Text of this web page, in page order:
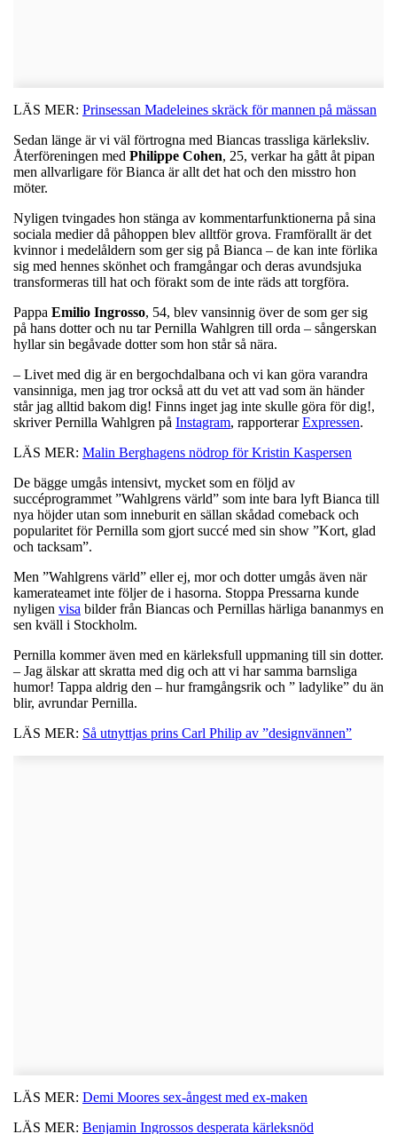
LÄS MER: Prinsessan Madeleines skräck för mannen på mässan
Sedan länge är vi väl förtrogna med Biancas trassliga kärleksliv.
Återföreningen med Philippe Cohen, 25, verkar ha gått åt pipan
men allvarligare för Bianca är allt det hat och den misstro hon
möter.
Nyligen tvingades hon stänga av kommentarfunktionerna på sina
sociala medier då påhoppen blev alltför grova. Framförallt är det
kvinnor i medelåldern som ger sig på Bianca – de kan inte förlika
sig med hennes skönhet och framgångar och deras avundsjuka
transformeras till hat och förakt som de inte räds att torgföra.
Pappa Emilio Ingrosso, 54, blev vansinnig över de som ger sig
på hans dotter och nu tar Pernilla Wahlgren till orda – sångerskan
hyllar sin begåvade dotter som hon står så nära.
– Livet med dig är en bergochdalbana och vi kan göra varandra
vansinniga, men jag tror också att du vet att vad som än händer
står jag alltid bakom dig! Finns inget jag inte skulle göra för dig!,
skriver Pernilla Wahlgren på Instagram, rapporterarExpressen.
LÄS MER: Malin Berghagens nödrop för Kristin Kaspersen
De bägge umgås intensivt, mycket som en följd av
succéprogrammet ”Wahlgrens värld” som inte bara lyft Bianca till
nya höjder utan som inneburit en sällan skådad comeback och
popularitet för Pernilla som gjort succé med sin show ”Kort, glad
och tacksam”.
Men ”Wahlgrens värld” eller ej, mor och dotter umgås även när
kamerateamet inte följer de i hasorna. Stoppa Pressarna kunde
nyligen visa bilder från Biancas och Pernillas härliga bananmys en
sen kväll i Stockholm.
Pernilla kommer även med en kärleksfull uppmaning till sin dotter.
– Jag älskar att skratta med dig och att vi har samma barnsliga
humor! Tappa aldrig den – hur framgångsrik och ” ladylike” du än
blir, avrundar Pernilla.
LÄS MER: Så utnyttjas prins Carl Philip av ”designvännen”
LÄS MER: Demi Moores sex-ångest med ex-maken
LÄS MER: Benjamin Ingrossos desperata kärleksnöd